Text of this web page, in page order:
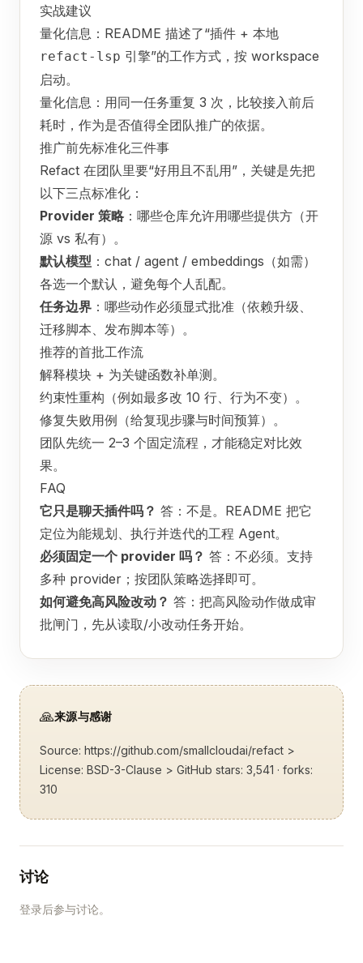
实战建议
量化信息：README 描述了“插件 + 本地
refact-lsp 引擎”的工作方式，按 workspace
启动。
量化信息：用同一任务重复 3 次，比较接入前后
耗时，作为是否值得全团队推广的依据。
推广前先标准化三件事
Refact 在团队里要“好用且不乱用”，关键是先把
以下三点标准化：
Provider 策略 ：哪些仓库允许用哪些提供方（开
源 vs 私有）。
默认模型 ：chat / agent / embeddings（如需）
各选一个默认，避免每个人乱配。
任务边界 ：哪些动作必须显式批准（依赖升级、
迁移脚本、发布脚本等）。
推荐的首批工作流
解释模块 + 为关键函数补单测。
约束性重构（例如最多改 10 行、行为不变）。
修复失败用例（给复现步骤与时间预算）。
团队先统一 2–3 个固定流程，才能稳定对比效
果。
FAQ
它只是聊天插件吗？ 答：不是。README 把它
定位为能规划、执行并迭代的工程 Agent。
必须固定一个 provider 吗？ 答：不必须。支持
多种 provider；按团队策略选择即可。
如何避免高风险改动？ 答：把高风险动作做成审
批闸门，先从读取/小改动任务开始。
🙏来源与感谢
Source: https://github.com/smallcloudai/refact >
License: BSD-3-Clause > GitHub stars: 3,541 · forks:
310
讨论
登录后参与讨论。